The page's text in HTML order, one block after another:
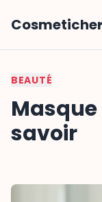
BEAUTÉ
savoir